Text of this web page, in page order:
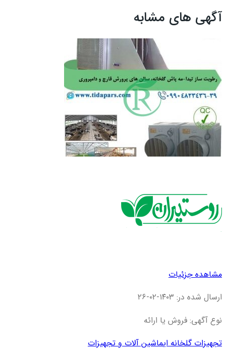
آگهی های مشابه
مشاهده جزئیات
ارسال شده در: ۱۴۰۳-۰۲-۲۶
نوع آگهی: فروش یا ارائه
تجهیزات گلخانه ایماشین آلات و تجهیزات